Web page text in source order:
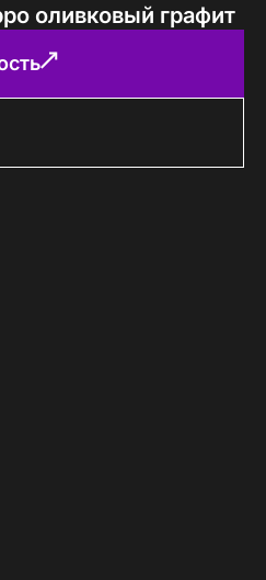
оливковый графит